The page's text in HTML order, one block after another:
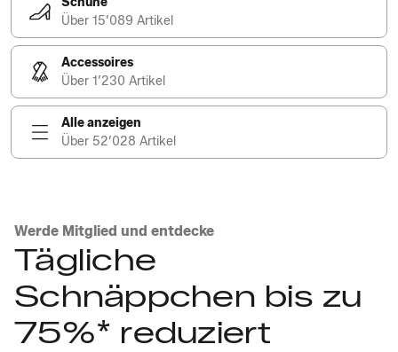
Über 15’089 Artikel
Accessoires
Über 1’230 Artikel
Alle anzeigen
Über 52’028 Artikel
Werde Mitglied und entdecke
Tägliche
Schnäppchen bis zu
75%* reduziert